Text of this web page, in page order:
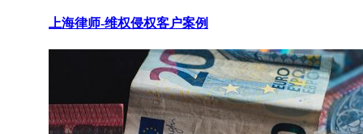
上海律师-维权侵权客户案例